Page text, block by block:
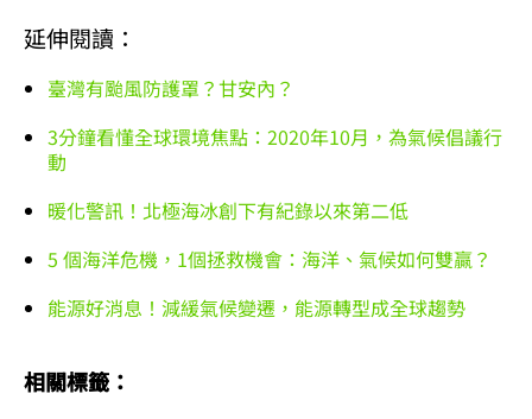
延伸閱讀：
臺灣有颱風防護罩？甘安內？
3分鐘看懂全球環境焦點：2020年10月，為氣候倡議行
動
暖化警訊！北極海冰創下有紀錄以來第二低
5 個海洋危機，1個拯救機會：海洋、氣候如何雙贏？
能源好消息！減緩氣候變遷，能源轉型成全球趨勢
相關標籤：